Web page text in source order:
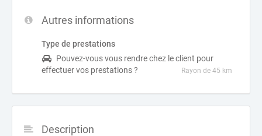
Autres informations
Type de prestations
Pouvez-vous vous rendre chez le client pour
effectuer vos prestations ?
Rayon de 45 km
Description